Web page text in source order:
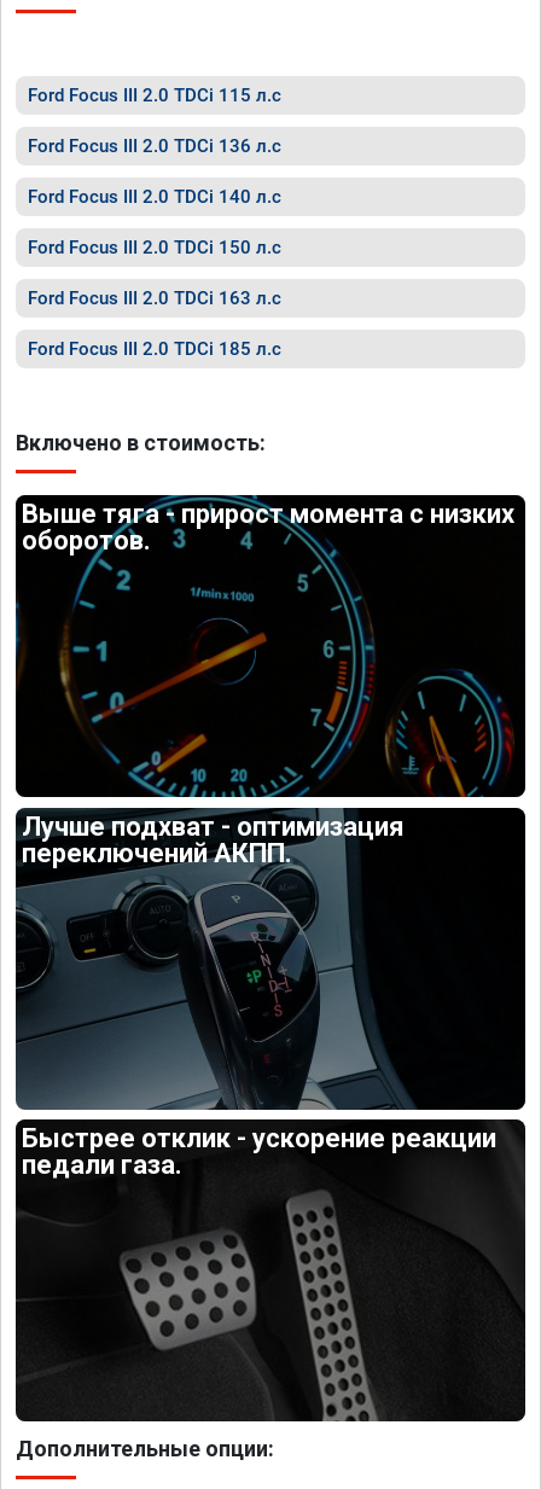
Ford Focus III 2.0 TDCi 115 л.с
Ford Focus III 2.0 TDCi 136 л.с
Ford Focus III 2.0 TDCi 140 л.с
Ford Focus III 2.0 TDCi 150 л.с
Ford Focus III 2.0 TDCi 163 л.с
Ford Focus III 2.0 TDCi 185 л.с
Включено в стоимость:
Выше тяга - прирост момента с низких
оборотов.
Лучше подхват - оптимизация
переключений АКПП.
Быстрее отклик - ускорение реакции
педали газа.
Дополнительные опции: